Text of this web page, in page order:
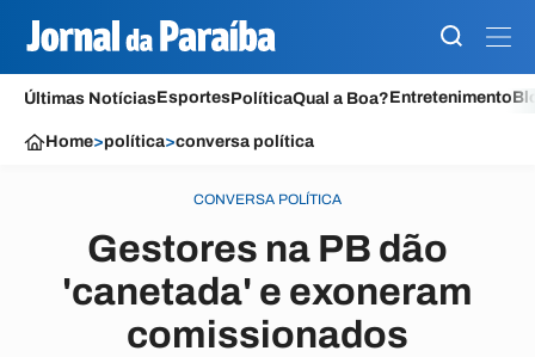
Últimas NotíciasEsportesPolíticaQual a Boa?Entretenimento
Home>política>conversa política
CONVERSA POLÍTICA
Gestores na PB dão
'canetada' e exoneram
comissionados